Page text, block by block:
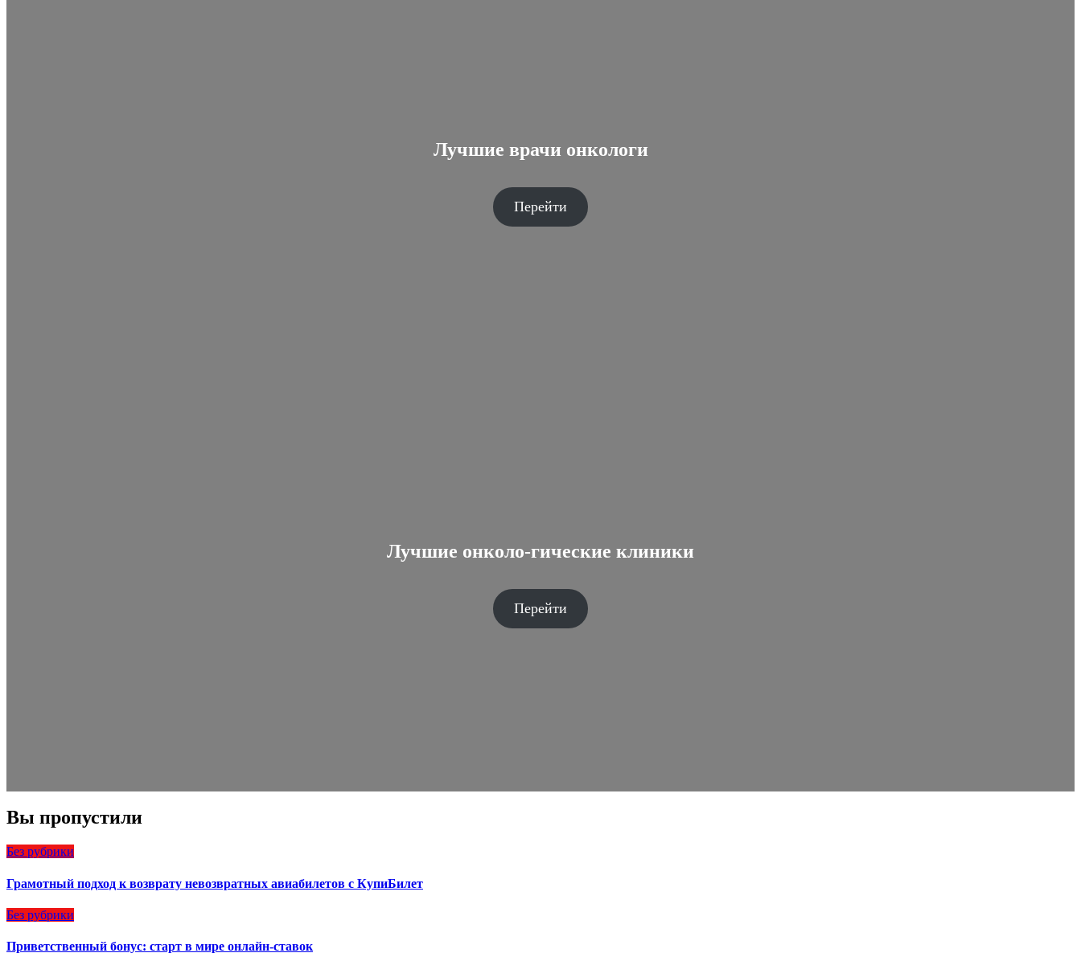
Лучшие врачи онкологи
Перейти
Лучшие онколо-гические клиники
Перейти
Вы пропустили
Без рубрики
Грамотный подход к возврату невозвратных авиабилетов с КупиБилет
Без рубрики
Приветственный бонус: старт в мире онлайн-ставок